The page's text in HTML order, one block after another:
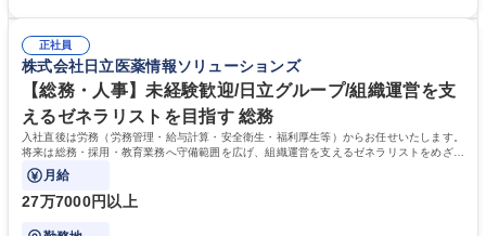
平均100件前後■メール・手紙：同上40件前後 募集職種 中野本社【お客様
相談室】お客様のお声をもとにより良い商品づくりへ貢献
すのでご安心ください。 【当社について】キリングループの広報機能を担
う会社として、お客様との出会いを大切にし、磨き上げたホスピタリティ
を込めてコミュニケーションをとりながら広報関連業務を行っておりま
す。 学歴・資格 学歴：大学院 大学 高専 短大 専修学校 高校 語学力： 資
格：
正社員
株式会社日立医薬情報ソリューションズ
【総務・人事】未経験歓迎/日立グループ/組織運営を支
えるゼネラリストを目指す 総務
入社直後は労務（労務管理・給与計算・安全衛生・福利厚生等）からお任せいたします。
将来は総務・採用・教育業務へ守備範囲を広げ、組織運営を支えるゼネラリストをめざせ
ます。
月給
27万7000円以上